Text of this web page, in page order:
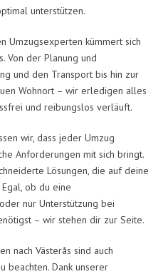
unterstützen.
Umzugsexperten kümmert sich
Von der Planung und
und den Transport bis hin zur
Wohnort – wir erledigen alles
und reibungslos verläuft.
wir, dass jeder Umzug
Anforderungen mit sich bringt.
Lösungen, die auf deine
ob du eine
nur Unterstützung bei
– wir stehen dir zur Seite.
nach Västerås sind auch
beachten. Dank unserer